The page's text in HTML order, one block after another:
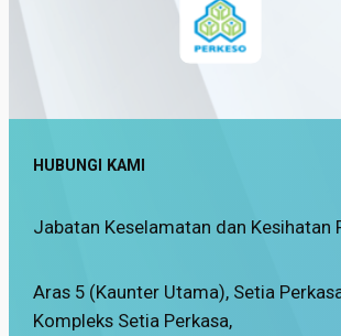
HUBUNGI KAMI
Jabatan Keselamatan dan Kesihatan
Aras 5 (Kaunter Utama), Setia
Kompleks Setia Perkasa,